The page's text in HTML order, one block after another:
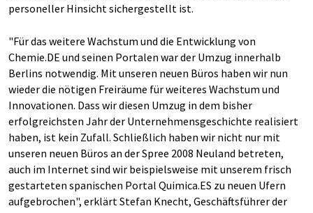
personeller Hinsicht sichergestellt ist.
"Für das weitere Wachstum und die Entwicklung von
Chemie.DE und seinen Portalen war der Umzug innerhalb
Berlins notwendig. Mit unseren neuen Büros haben wir nun
wieder die nötigen Freiräume für weiteres Wachstum und
Innovationen. Dass wir diesen Umzug in dem bisher
erfolgreichsten Jahr der Unternehmensgeschichte realisiert
haben, ist kein Zufall. Schließlich haben wir nicht nur mit
unseren neuen Büros an der Spree 2008 Neuland betreten,
auch im Internet sind wir beispielsweise mit unserem frisch
gestarteten spanischen Portal Quimica.ES zu neuen Ufern
aufgebrochen", erklärt Stefan Knecht, Geschäftsführer der